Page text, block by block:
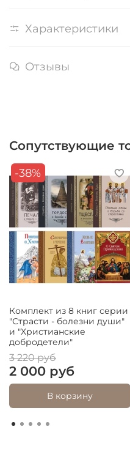
Характеристики
Отзывы
Сопутствующие
-38%
Комплект из 8 книг серии
"Страсти - болезни души"
и "Христианские
добродетели"
3 220 руб
2 000 руб
В корзину